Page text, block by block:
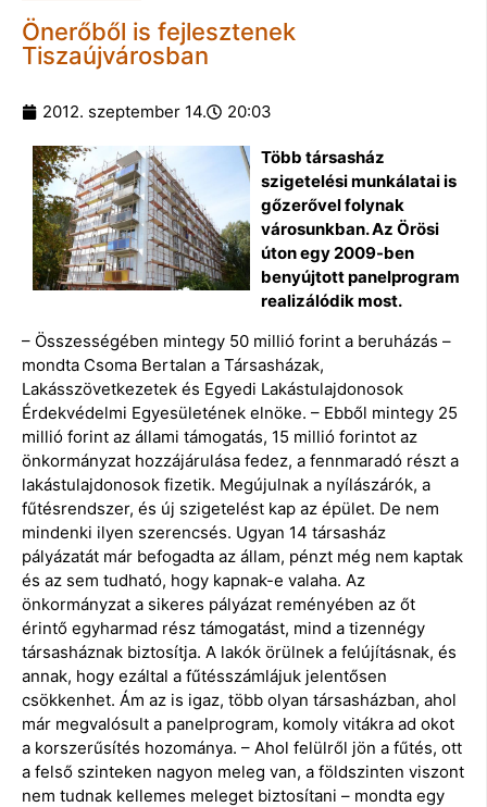
Önerőből is fejlesztenek
Tiszaújvárosban
2012. szeptember 14. 20:03
Több társasház
szigetelési munkálatai is
gőzerővel folynak
városunkban. Az Örösi
úton egy 2009-ben
benyújtott panelprogram
realizálódik most.
– Összességében mintegy 50 millió forint a beruházás –
mondta Csoma Bertalan a Társasházak,
Lakásszövetkezetek és Egyedi Lakástulajdonosok
Érdekvédelmi Egyesületének elnöke. – Ebből mintegy 25
millió forint az állami támogatás, 15 millió forintot az
önkormányzat hozzájárulása fedez, a fennmaradó részt a
lakástulajdonosok fizetik. Megújulnak a nyílászárók, a
fűtésrendszer, és új szigetelést kap az épület. De nem
mindenki ilyen szerencsés. Ugyan 14 társasház
pályázatát már befogadta az állam, pénzt még nem kaptak
és az sem tudható, hogy kapnak-e valaha. Az
önkormányzat a sikeres pályázat reményében az őt
érintő egyharmad rész támogatást, mind a tizennégy
társasháznak biztosítja. A lakók örülnek a felújításnak, és
annak, hogy ezáltal a fűtésszámlájuk jelentősen
csökkenhet. Ám az is igaz, több olyan társasházban, ahol
már megvalósult a panelprogram, komoly vitákra ad okot
a korszerűsítés hozománya. – Ahol felülről jön a fűtés, ott
a felső szinteken nagyon meleg van, a földszinten viszont
nem tudnak kellemes meleget biztosítani – mondta egy